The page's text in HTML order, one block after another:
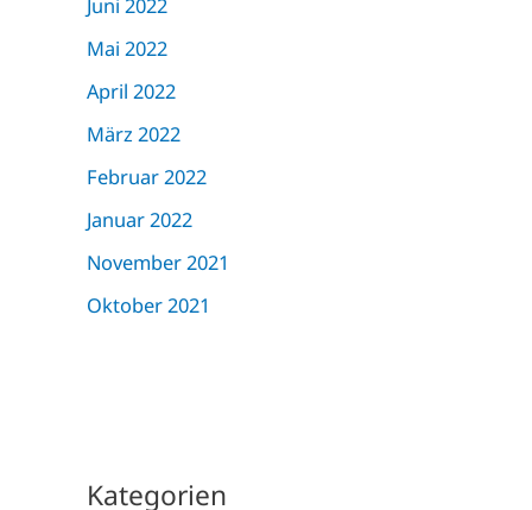
Mai 2022
April 2022
März 2022
Februar 2022
Januar 2022
November 2021
Oktober 2021
Kategorien